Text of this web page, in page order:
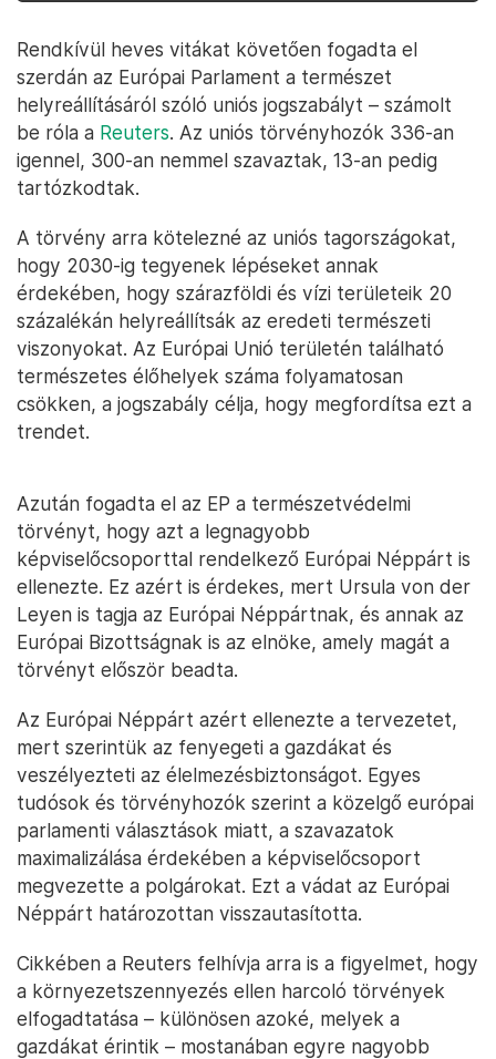
Rendkívül heves vitákat követően fogadta el
szerdán az Európai Parlament a természet
helyreállításáról szóló uniós jogszabályt – számolt
be róla a Reuters. Az uniós törvényhozók 336-an
igennel, 300-an nemmel szavaztak, 13-an pedig
tartózkodtak.
A törvény arra kötelezné az uniós tagországokat,
hogy 2030-ig tegyenek lépéseket annak
érdekében, hogy szárazföldi és vízi területeik 20
százalékán helyreállítsák az eredeti természeti
viszonyokat. Az Európai Unió területén található
természetes élőhelyek száma folyamatosan
csökken, a jogszabály célja, hogy megfordítsa ezt a
trendet.
Azután fogadta el az EP a természetvédelmi
törvényt, hogy azt a legnagyobb
képviselőcsoporttal rendelkező Európai Néppárt is
ellenezte. Ez azért is érdekes, mert Ursula von der
Leyen is tagja az Európai Néppártnak, és annak az
Európai Bizottságnak is az elnöke, amely magát a
törvényt először beadta.
Az Európai Néppárt azért ellenezte a tervezetet,
mert szerintük az fenyegeti a gazdákat és
veszélyezteti az élelmezésbiztonságot. Egyes
tudósok és törvényhozók szerint a közelgő európai
parlamenti választások miatt, a szavazatok
maximalizálása érdekében a képviselőcsoport
megvezette a polgárokat. Ezt a vádat az Európai
Néppárt határozottan visszautasította.
Cikkében a Reuters felhívja arra is a figyelmet, hogy
a környezetszennyezés ellen harcoló törvények
elfogadtatása – különösen azoké, melyek a
gazdákat érintik – mostanában egyre nagyobb